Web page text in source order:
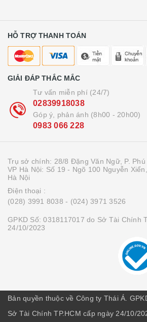
HỖ TRỢ THANH TOÁN
GIẢI ĐÁP THẮC MẮC
Tư vấn miễn phí (24/7)
02839918038
Góp ý, phản ánh (8h00 - 20h00)
0983 066 228
Trụ sở chính: 28/8 Đặng Văn Ngữ, P. Phú
VP Hà Nội: Số 19 - Ngõ 100 Nguyễn
Hà Nội
Điện thoại :
(028) 3991 8038 - (024) 3971 3526
GPKD Số: 0318117017 do Sở Tài Chính
24/10/2023
Bản quyền thuộc về Công ty Thái Á.
Sở Tài Chính TP.HCM cấp ngày 24/10/